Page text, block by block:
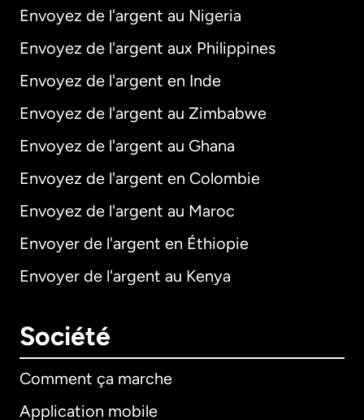
Envoyez de l'argent au Nigeria
Envoyez de l'argent aux Philippines
Envoyez de l'argent en Inde
Envoyez de l'argent au Zimbabwe
Envoyez de l'argent au Ghana
Envoyez de l'argent en Colombie
Envoyez de l'argent au Maroc
Envoyer de l'argent en Éthiopie
Envoyer de l'argent au Kenya
Société
Comment ça marche
Application mobile